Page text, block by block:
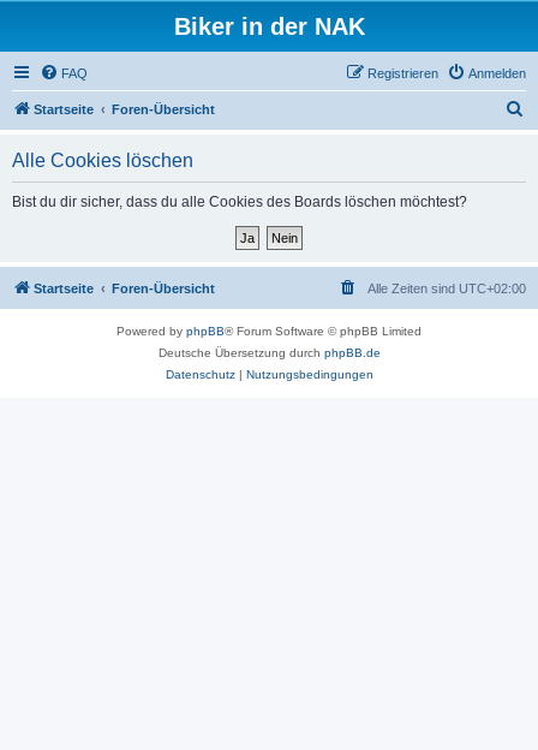
Biker in der NAK
FAQ Anmelden
Registrieren
Startseite Foren-Übersicht
Alle Cookies löschen
Bist du dir sicher, dass du alle Cookies des Boards löschen möchtest?
Startseite Foren-Übersicht Alle Zeiten sind UTC+02:00
Powered by phpBB® Forum Software © phpBB Limited
Deutsche Übersetzung durch phpBB.de
Datenschutz| Nutzungsbedingungen